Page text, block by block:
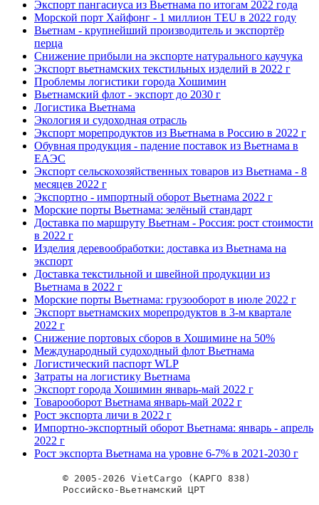
Экспорт пангасиуса из Вьетнама по итогам 2022 года
Морской порт Хайфонг - 1 миллион TEU в 2022 году
Вьетнам - крупнейший производитель и экспортёр
перца
Снижение прибыли на экспорте натурального каучука
Экспорт вьетнамских текстильных изделий в 2022 г
Проблемы логистики города Хошимин
Вьетнамский флот - экспорт до 2030 г
Логистика Вьетнама
Экология и судоходная отрасль
Экспорт морепродуктов из Вьетнама в Россию в 2022 г
Обувная продукция - падение поставок из Вьетнама в
ЕАЭС
Экспорт сельскохозяйственных товаров из Вьетнама - 8
месяцев 2022 г
Экспортно - импортный оборот Вьетнама 2022 г
Морские порты Вьетнама: зелёный стандарт
Доставка по маршруту Вьетнам - Россия: рост стоимости
в 2022 г
Изделия деревообработки: доставка из Вьетнама на
экспорт
Доставка текстильной и швейной продукции из
Вьетнама в 2022 г
Морские порты Вьетнама: грузооборот в июле 2022 г
Экспорт вьетнамских морепродуктов в 3-м квартале
2022 г
Снижение портовых сборов в Хошимине на 50%
Международный судоходный флот Вьетнама
Логистический паспорт WLP
Затраты на логистику Вьетнама
Экспорт города Хошимин январь-май 2022 г
Товарооборот Вьетнама январь-май 2022 г
Рост экспорта личи в 2022 г
Импортно-экспортный оборот Вьетнама: январь - апрель
2022 г
Рост экспорта Вьетнама на уровне 6-7% в 2021-2030 г
© 2005-2026 VietCargo (КАРГО 838)
Российско-Вьетнамский ЦРТ